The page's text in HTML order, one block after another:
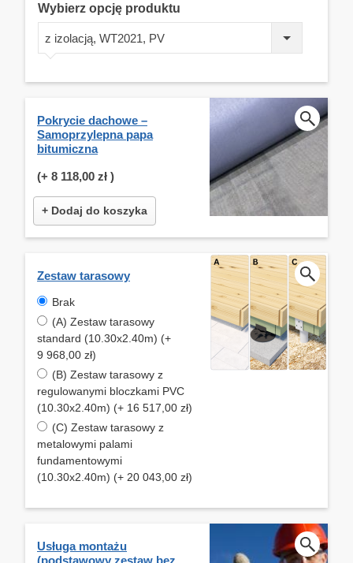
Wybierz opcję produktu
z izolacją, WT2021, PV
Pokrycie dachowe –
Samoprzylepna papa
bitumiczna
(+ 8 118,00 zł )
+ Dodaj do koszyka
Zestaw tarasowy
Brak
(A) Zestaw tarasowy
standard (10.30x2.40m) (+
9 968,00 zł)
(B) Zestaw tarasowy z
regulowanymi bloczkami PVC
(10.30x2.40m) (+ 16 517,00 zł)
(C) Zestaw tarasowy z
metalowymi palami
fundamentowymi
(10.30x2.40m) (+ 20 043,00 zł)
Usługa montażu
(podstawowy zestaw bez